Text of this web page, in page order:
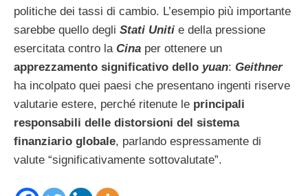
politiche dei tassi di cambio. L’esempio più importante
sarebbe quello degli Stati Uniti e della pressione
esercitata contro la Cina per ottenere un
apprezzamento significativo dello yuan: Geithner
ha incolpato quei paesi che presentano ingenti riserve
valutarie estere, perché ritenute le principali
responsabili delle distorsioni del sistema
finanziario globale, parlando espressamente di
valute “significativamente sottovalutate”.